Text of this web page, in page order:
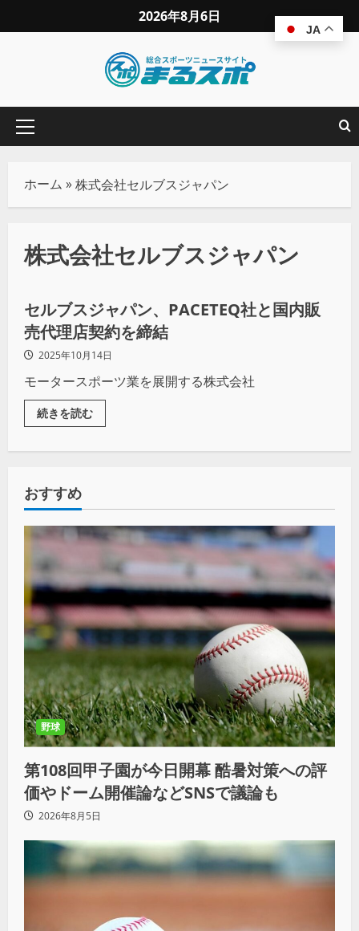
2026年8月6日
ホーム »株式会社セルブスジャパン
株式会社セルブスジャパン
スポーツビジネス
セルブスジャパン、PACETEQ社と国内販
売代理店契約を締結
2025年10月14日
モータースポーツ業を展開する株式会社
続きを読む
おすすめ
野球
第108回甲子園が今日開幕 酷暑対策への評
価やドーム開催論などSNSで議論も
2026年8月5日
JA